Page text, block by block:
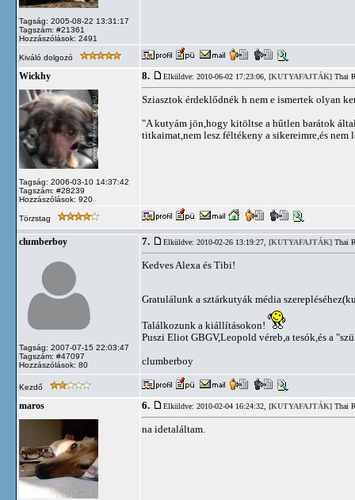
Tagság: 2005-08-22 13:31:17
Tagszám: #21361
Hozzászólások: 2491
Kiváló dolgozó
Wickhy
Tagság: 2006-03-10 14:37:42
Tagszám: #28239
Hozzászólások: 920
8. Elküldve: 2010-06-02 17:23:06, [KUTYAFAJTÁK] Thai
Sziasztok érdeklődnék h nem e ismertek olyan
"A kutyám jön,hogy kitöltse a hűtlen barátok
titkaimat,nem lesz féltékeny a sikereimre,és nem
Törzstag
clumberboy
Tagság: 2007-07-15 22:03:47
Tagszám: #47097
Hozzászólások: 80
7. Elküldve: 2010-02-26 13:19:27, [KUTYAFAJTÁK] Thai
Kedves Alexa és Tibi!
Gratulálunk a sztárkutyák média
Találkozunk a kiállításokon!
Puszi Eliot GBGV,Leopold véreb,a tesók,és a
clumberboy
Kezdő
maros 6. Elküldve: 2010-02-04 16:24:32, [KUTYAFAJTÁK] Thai
na idetaláltam.